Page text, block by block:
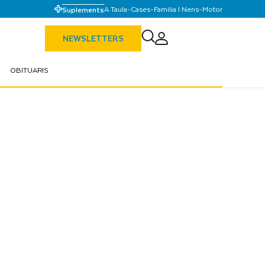
SuplementsA Taula-Cases-Familia I Nens-Motor
NEWSLETTERS
OBITUARIS